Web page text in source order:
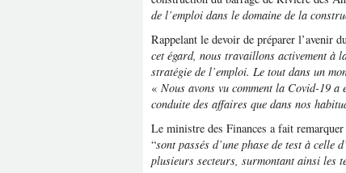
de l’emploi dans le domaine de la
Rappelant le devoir de préparer l’avenir
cet égard, nous travaillons activement à
stratégie de l’emploi. Le tout dans un
« Nous avons vu comment la Covid-19
conduite des affaires que dans nos
Le ministre des Finances a fait
“sont passés d’une phase de test à celle
plusieurs secteurs, surmontant ainsi les